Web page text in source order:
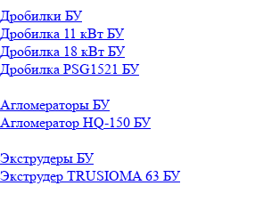
Дробилки БУ
Дробилка 11 кВт БУ
Дробилка 18 кВт БУ
Дробилка PSG1521 БУ
Агломераторы БУ
Агломератор HQ-150 БУ
Экструдеры БУ
Экструдер TRUSIOMA 63 БУ